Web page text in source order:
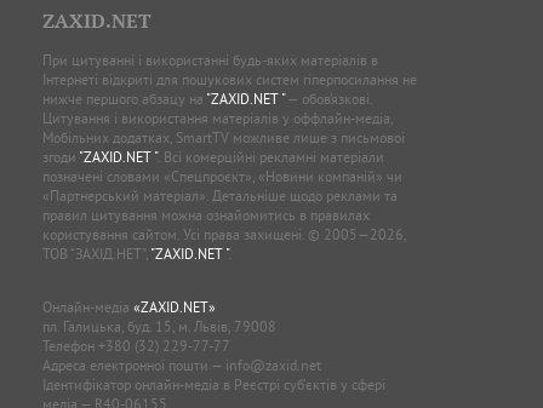
ZAXID.NET
При цитуванні і використанні будь-яких матеріалів в
Інтернеті відкриті для пошукових систем гіперпосилання не
нижче першого абзацу на "ZAXID.NET "— обов’язкові.
Цитування і використання матеріалів у оффлайн-медіа,
Мобільних додатках, SmartTV можливе лише з письмової
згоди "ZAXID.NET ". Всі комерційні рекламні матеріали
позначені словами «Спецпроєкт», «Новини компаній» чи
«Партнерський матеріал». Детальніше щодо реклами та
правил цитування можна ознайомитись в правилах
користування сайтом. Усі права захищені. © 2005—2026,
ТОВ “ЗАХІД.НЕТ”, "ZAXID.NET ".
Онлайн-медіа «ZAXID.NET»
пл. Галицька, буд. 15, м. Львів, 79008
Телефон +380 (32) 229-77-77
Адреса електронної пошти — info@zaxid.net
Ідентифікатор онлайн-медіа в Реєстрі суб'єктів у сфері
медіа — R40-06155